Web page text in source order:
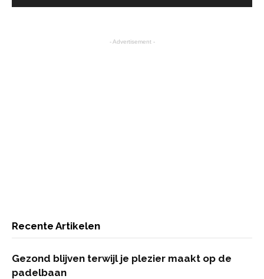
- Advertisement -
Recente Artikelen
Gezond blijven terwijl je plezier maakt op de
padelbaan